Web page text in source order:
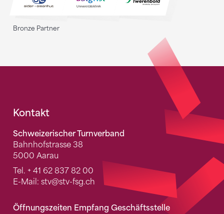
Bronze Partner
Fusszeile
Kontakt
Schweizerischer Turnverband
Bahnhofstrasse 38
5000 Aarau
Tel. + 41 62 837 82 00
E-Mail: stv@stv-fsg.ch
Öffnungszeiten Empfang Geschäftsstelle